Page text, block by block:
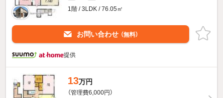
1階 / 3LDK / 76.05㎡
お問い合わせ （無料）
提供
13万円
（管理費6,000円）